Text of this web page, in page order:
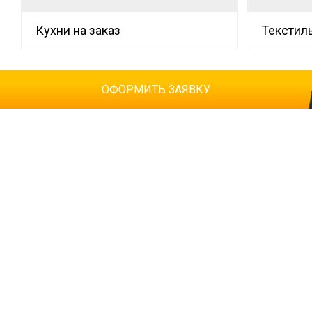
Кухни на заказ
ОФОРМИТЬ ЗАЯВКУ